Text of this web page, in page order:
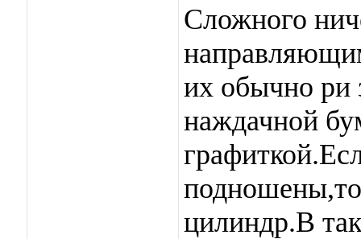
Сложного
их обычно ри
наждачной
цилиндр.В